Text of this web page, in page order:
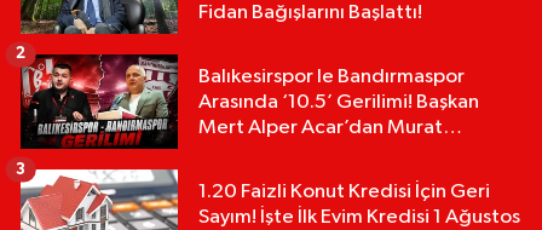
Fidan Bağışlarını Başlattı!
Balıkesirspor le Bandırmaspor
Arasında ‘10.5’ Gerilimi! Başkan
Mert Alper Acar’dan Murat
2
1.20 Faizli Konut Kredisi İçin Geri
Sayım! İşte İlk Evim Kredisi 1 Ağustos
3